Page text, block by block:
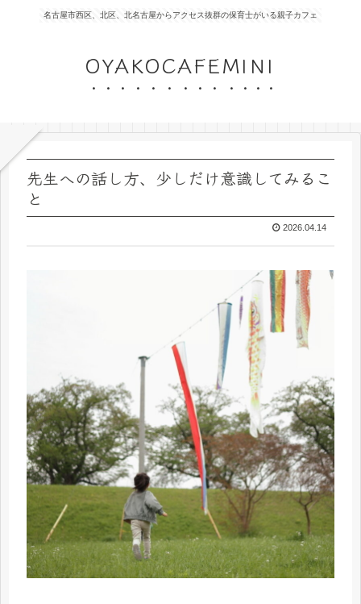
名古屋市西区、北区、北名古屋からアクセス抜群の保育士がいる親子カフェ
OYAKOCAFEMINI
先生への話し方、少しだけ意識してみるこ
と
2026.04.14